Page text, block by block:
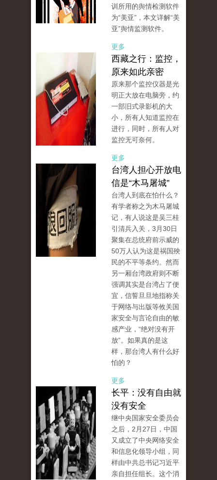
训所用的舆情检测软件
为“美亚”，本文详解“美
亚”舆情监测软件。
更多
西藏之行：监控，
原来如此亲密
原来那个监控仪器是光
明正大放在电脑旁，约
一部旧式录影机的大
小，所有人知道监控在
进行，同时，所有人对
监控无可奈何。
更多
台湾人担心开放电
信是“木马屠城”
台湾人到底在怕什么？
有学者称之为木马屠城
记，有人说这是吴三桂
引清兵入关，3月30日
聚集在总统府前示威的
50万人认为这是祸国殃
民的不平等条约。然而
另一厢台湾政府则不断
强调其实是台湾占了便
宜，信誓旦旦地指称关
于网络与出版等攸关国
家安全与言论自由的敏
感产业，“绝对没有开
放”。如果真的是这
样，那台湾人有什么好
怕的？
更多
长平：没有自由就
没有安全
继中央国家安全委员会
之后，2月27日，中国
又成立了中央网络安全
和信息化领导小组，同
样由中共总书记习近平
亲自担任组长。这个消